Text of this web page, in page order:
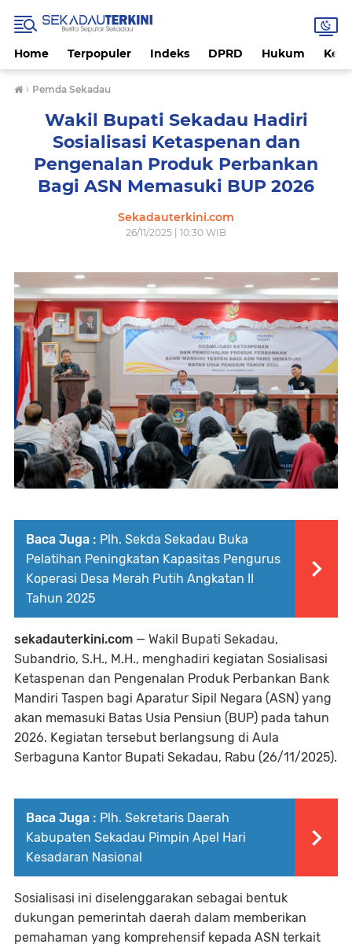
Home Terpopuler Indeks DPRD Hukum
› Pemda Sekadau
Wakil Bupati Sekadau Hadiri
Sosialisasi Ketaspenan dan
Pengenalan Produk Perbankan
Bagi ASN Memasuki BUP 2026
Sekadauterkini.com
26/11/2025 | 10:30 WIB
Baca Juga : Plh. Sekda Sekadau Buka
Pelatihan Peningkatan Kapasitas Pengurus
Koperasi Desa Merah Putih Angkatan II
Tahun 2025
sekadauterkini.com — Wakil Bupati Sekadau,
Subandrio, S.H., M.H., menghadiri kegiatan Sosialisasi
Ketaspenan dan Pengenalan Produk Perbankan Bank
Mandiri Taspen bagi Aparatur Sipil Negara (ASN) yang
akan memasuki Batas Usia Pensiun (BUP) pada tahun
2026. Kegiatan tersebut berlangsung di Aula
Serbaguna Kantor Bupati Sekadau, Rabu (26/11/2025).
Baca Juga : Plh. Sekretaris Daerah
Kabupaten Sekadau Pimpin Apel Hari
Kesadaran Nasional
Sosialisasi ini diselenggarakan sebagai bentuk
dukungan pemerintah daerah dalam memberikan
pemahaman yang komprehensif kepada ASN terkait